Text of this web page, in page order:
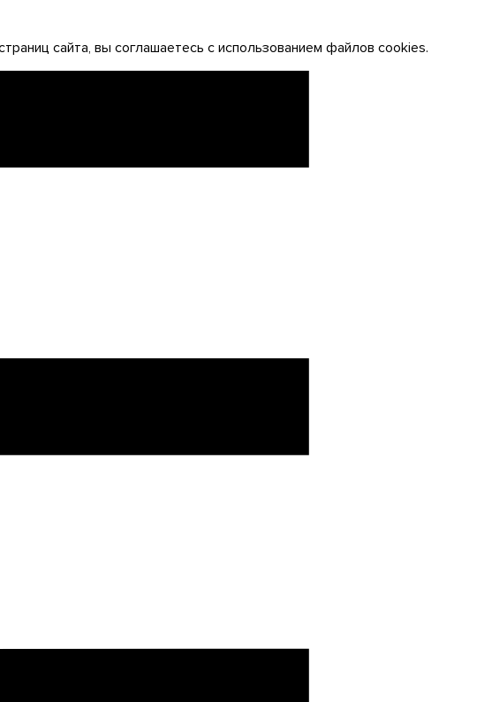
сайта, вы соглашаетесь с использованием файлов cookies.